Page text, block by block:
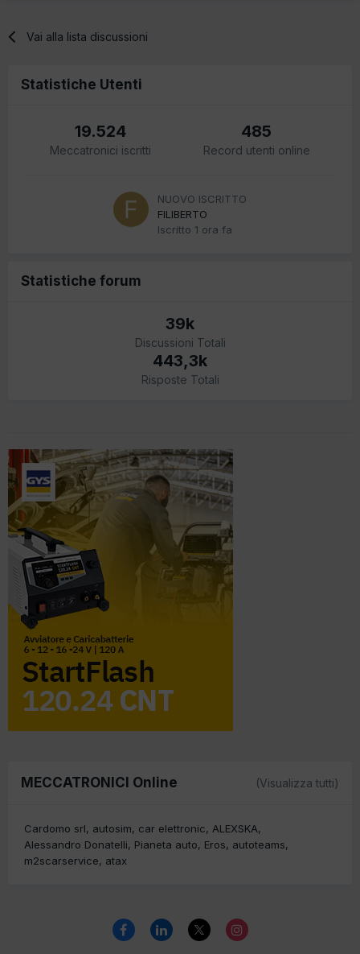
Vai alla lista discussioni
Statistiche Utenti
19.524
Meccatronici iscritti
485
Record utenti online
NUOVO ISCRITTO
FILIBERTO
Iscritto 1 ora fa
Statistiche forum
39k
Discussioni Totali
443,3k
Risposte Totali
MECCATRONICI Online (Visualizza tutti)
Cardomo srl autosim car elettronic ALEXSKA
Alessandro Donatelli
Pianeta auto Eros
autoteams
m2scarservice
atax